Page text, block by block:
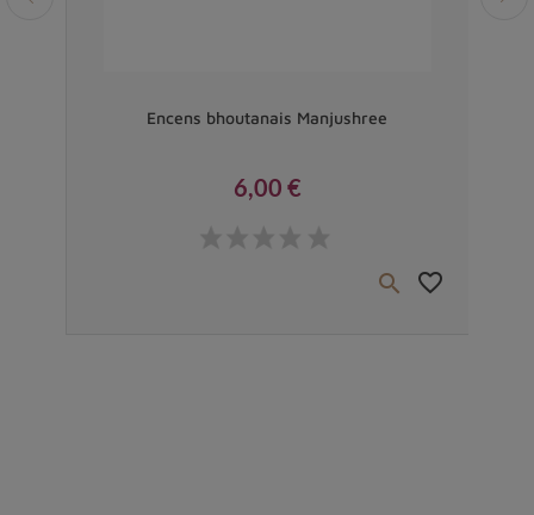
Encens bhoutanais Manjushree
6,00 €
 favorite_border